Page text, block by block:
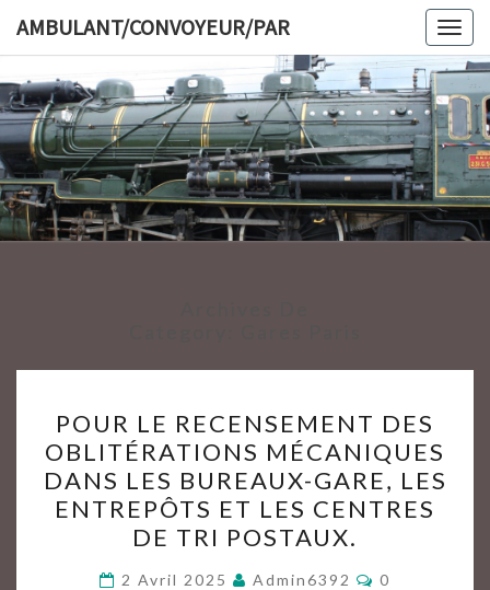
content
AMBULANT/CONVOYEUR/PAR
LE
RECENSEMENT
DES
OBLITÉRATIONS
MÉCANIQUES
DANS
POUR LE RECENSEMENT DES
OBLITÉRATIONS MÉCANIQUES
DANS LES BUREAUX-GARE, LES
ENTREPÔTS ET LES CENTRES
DE TRI POSTAUX.
2 Avril 2025 Admin6392
0